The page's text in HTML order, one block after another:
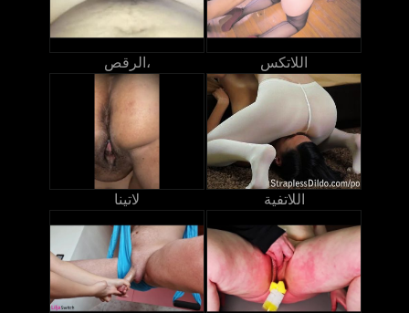
الرقص، اللاتكس
لاتينا اللاتفية